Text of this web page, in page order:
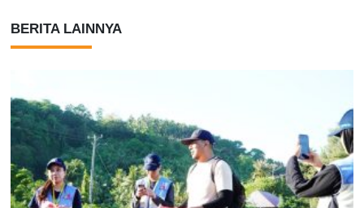
BERITA LAINNYA